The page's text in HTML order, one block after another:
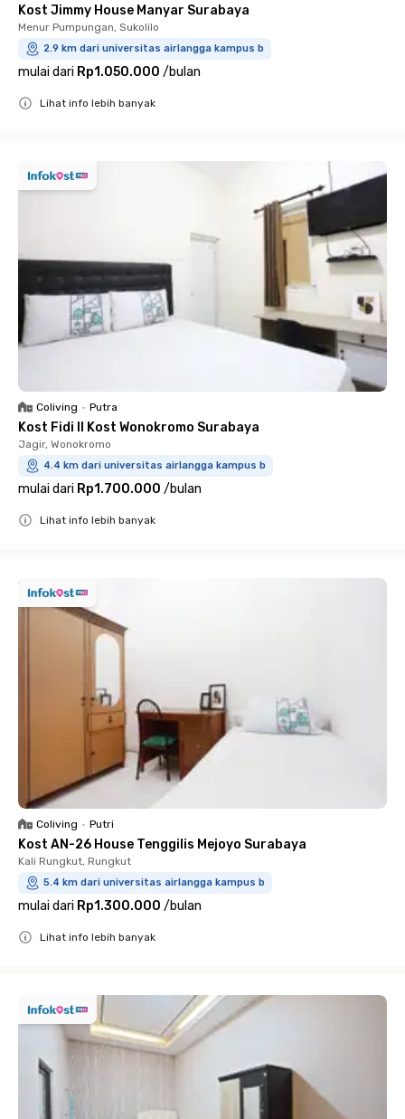
Kost Jimmy House Manyar Surabaya
Menur Pumpungan, Sukolilo
2.9 km dari universitas airlangga kampus b
mulai dari Rp1.050.000 /bulan
Lihat info lebih banyak
Coliving • Putra
Kost Fidi II Kost Wonokromo Surabaya
Jagir, Wonokromo
4.4 km dari universitas airlangga kampus b
mulai dari Rp1.700.000 /bulan
Lihat info lebih banyak
Coliving • Putri
Kost AN-26 House Tenggilis Mejoyo Surabaya
Kali Rungkut, Rungkut
5.4 km dari universitas airlangga kampus b
mulai dari Rp1.300.000 /bulan
Lihat info lebih banyak